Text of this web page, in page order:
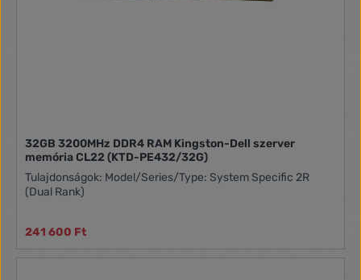
32GB 3200MHz DDR4 RAM Kingston-Dell szerver
memória CL22 (KTD-PE432/32G)
Tulajdonságok: Model/Series/Type: System Specific 2R
(Dual Rank)
241 600 Ft